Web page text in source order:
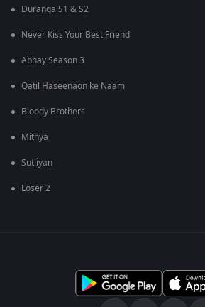
Duranga S1 & S2
Never Kiss Your Best Friend
Abhay Season 3
Qatil Haseenaon ke Naam
Bloody Brothers
Mithya
Sutliyan
Loser 2